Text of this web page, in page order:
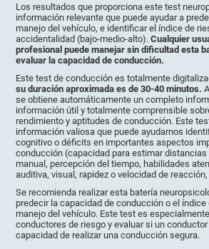
Los resultados que proporciona este test
información relevante que puede ayudar a
manejo del vehículo, e identificar el índice de
accidentalidad (bajo-medio-alto).Cualquier
profesional puede manejar sin dificultad esta
evaluar la capacidad de conducción.
Este test de conducción es totalmente
su duración aproximada es de 30-40 minutos.
se obtiene automáticamente un completo
información útil y totalmente comprensible
rendimiento y aptitudes de conducción. Este
información valiosa que puede ayudarnos
cognitivo o déficits en importantes aspectos
conducción (capacidad para estimar
manual, percepción del tiempo, habilidades
auditiva, visual, rapidez o velocidad de
Se recomienda realizar esta batería
predecir la capacidad de conducción o el índice
manejo del vehículo. Este test es
conductores de riesgo y evaluar si un
capacidad de realizar una conducción segura.